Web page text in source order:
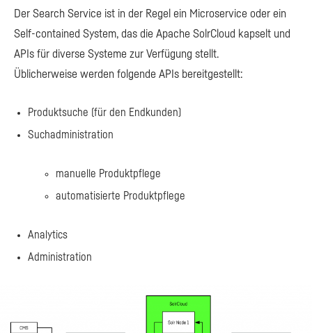
Der Search Service ist in der Regel ein Microservice oder ein
Self-contained System, das die Apache SolrCloud kapselt und
APIs für diverse Systeme zur Verfügung stellt.
Üblicherweise werden folgende APIs bereitgestellt:
Produktsuche (für den Endkunden)
Suchadministration
manuelle Produktpflege
automatisierte Produktpflege
Analytics
Administration